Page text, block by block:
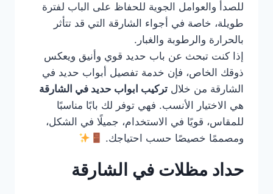
للصدأ والعوامل الجوية للحفاظ على الباب لفترة
طويلة، خاصة في أجواء الشارقة التي قد تتأثر
بالحرارة والرطوبة والغبار.
إذا كنت تبحث عن باب حديد قوي وأنيق ويعكس
ذوقك الخاص، فإن خدمة تفصيل أبواب حديد في
الشارقة من خلال تركيب ابواب حديد في الشارقة
هي الاختيار الأنسب. فهي توفر لك بابًا مناسبًا
للمقاس، قويًا في الاستخدام، جميلًا في الشكل،
ومصممًا خصيصًا حسب احتياجك.
حداد مظلات في الشارقة